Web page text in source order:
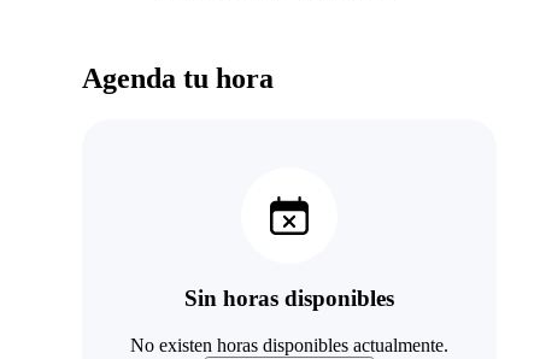
Agenda tu hora
Sin horas disponibles
No existen horas disponibles actualmente.